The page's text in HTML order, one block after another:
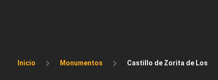
Sobrescribir enlaces de ayuda a la
Inicio Monumentos Castillo de Zorita de Los